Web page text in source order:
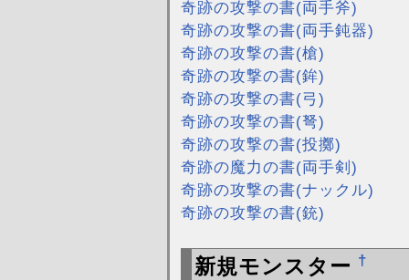
奇跡の攻撃の書(両手斧)
奇跡の攻撃の書(両手鈍器)
奇跡の攻撃の書(槍)
奇跡の攻撃の書(鉾)
奇跡の攻撃の書(弓)
奇跡の攻撃の書(弩)
奇跡の攻撃の書(投擲)
奇跡の魔力の書(両手剣)
奇跡の攻撃の書(ナックル)
奇跡の攻撃の書(銃)
新規モンスター †